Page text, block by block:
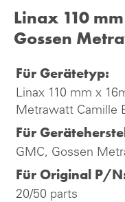
Linax 110
Gossen
Für Gerätetyp:
Linax 110 mm x
Metrawatt Camille
Für
GMC, Gossen
Für Original P/
20/50 parts